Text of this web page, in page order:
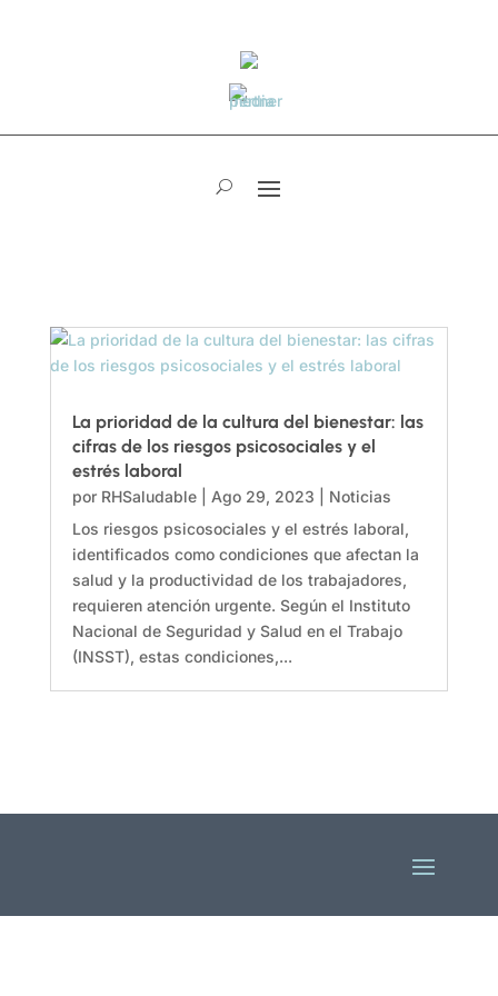
La prioridad de la cultura del bienestar: las
cifras de los riesgos psicosociales y el
estrés laboral
por RHSaludable| Ago 29, 2023
Noticias
Los riesgos psicosociales y el estrés laboral,
identificados como condiciones que afectan la
salud y la productividad de los trabajadores,
requieren atención urgente. Según el Instituto
Nacional de Seguridad y Salud en el Trabajo
(INSST), estas condiciones,...